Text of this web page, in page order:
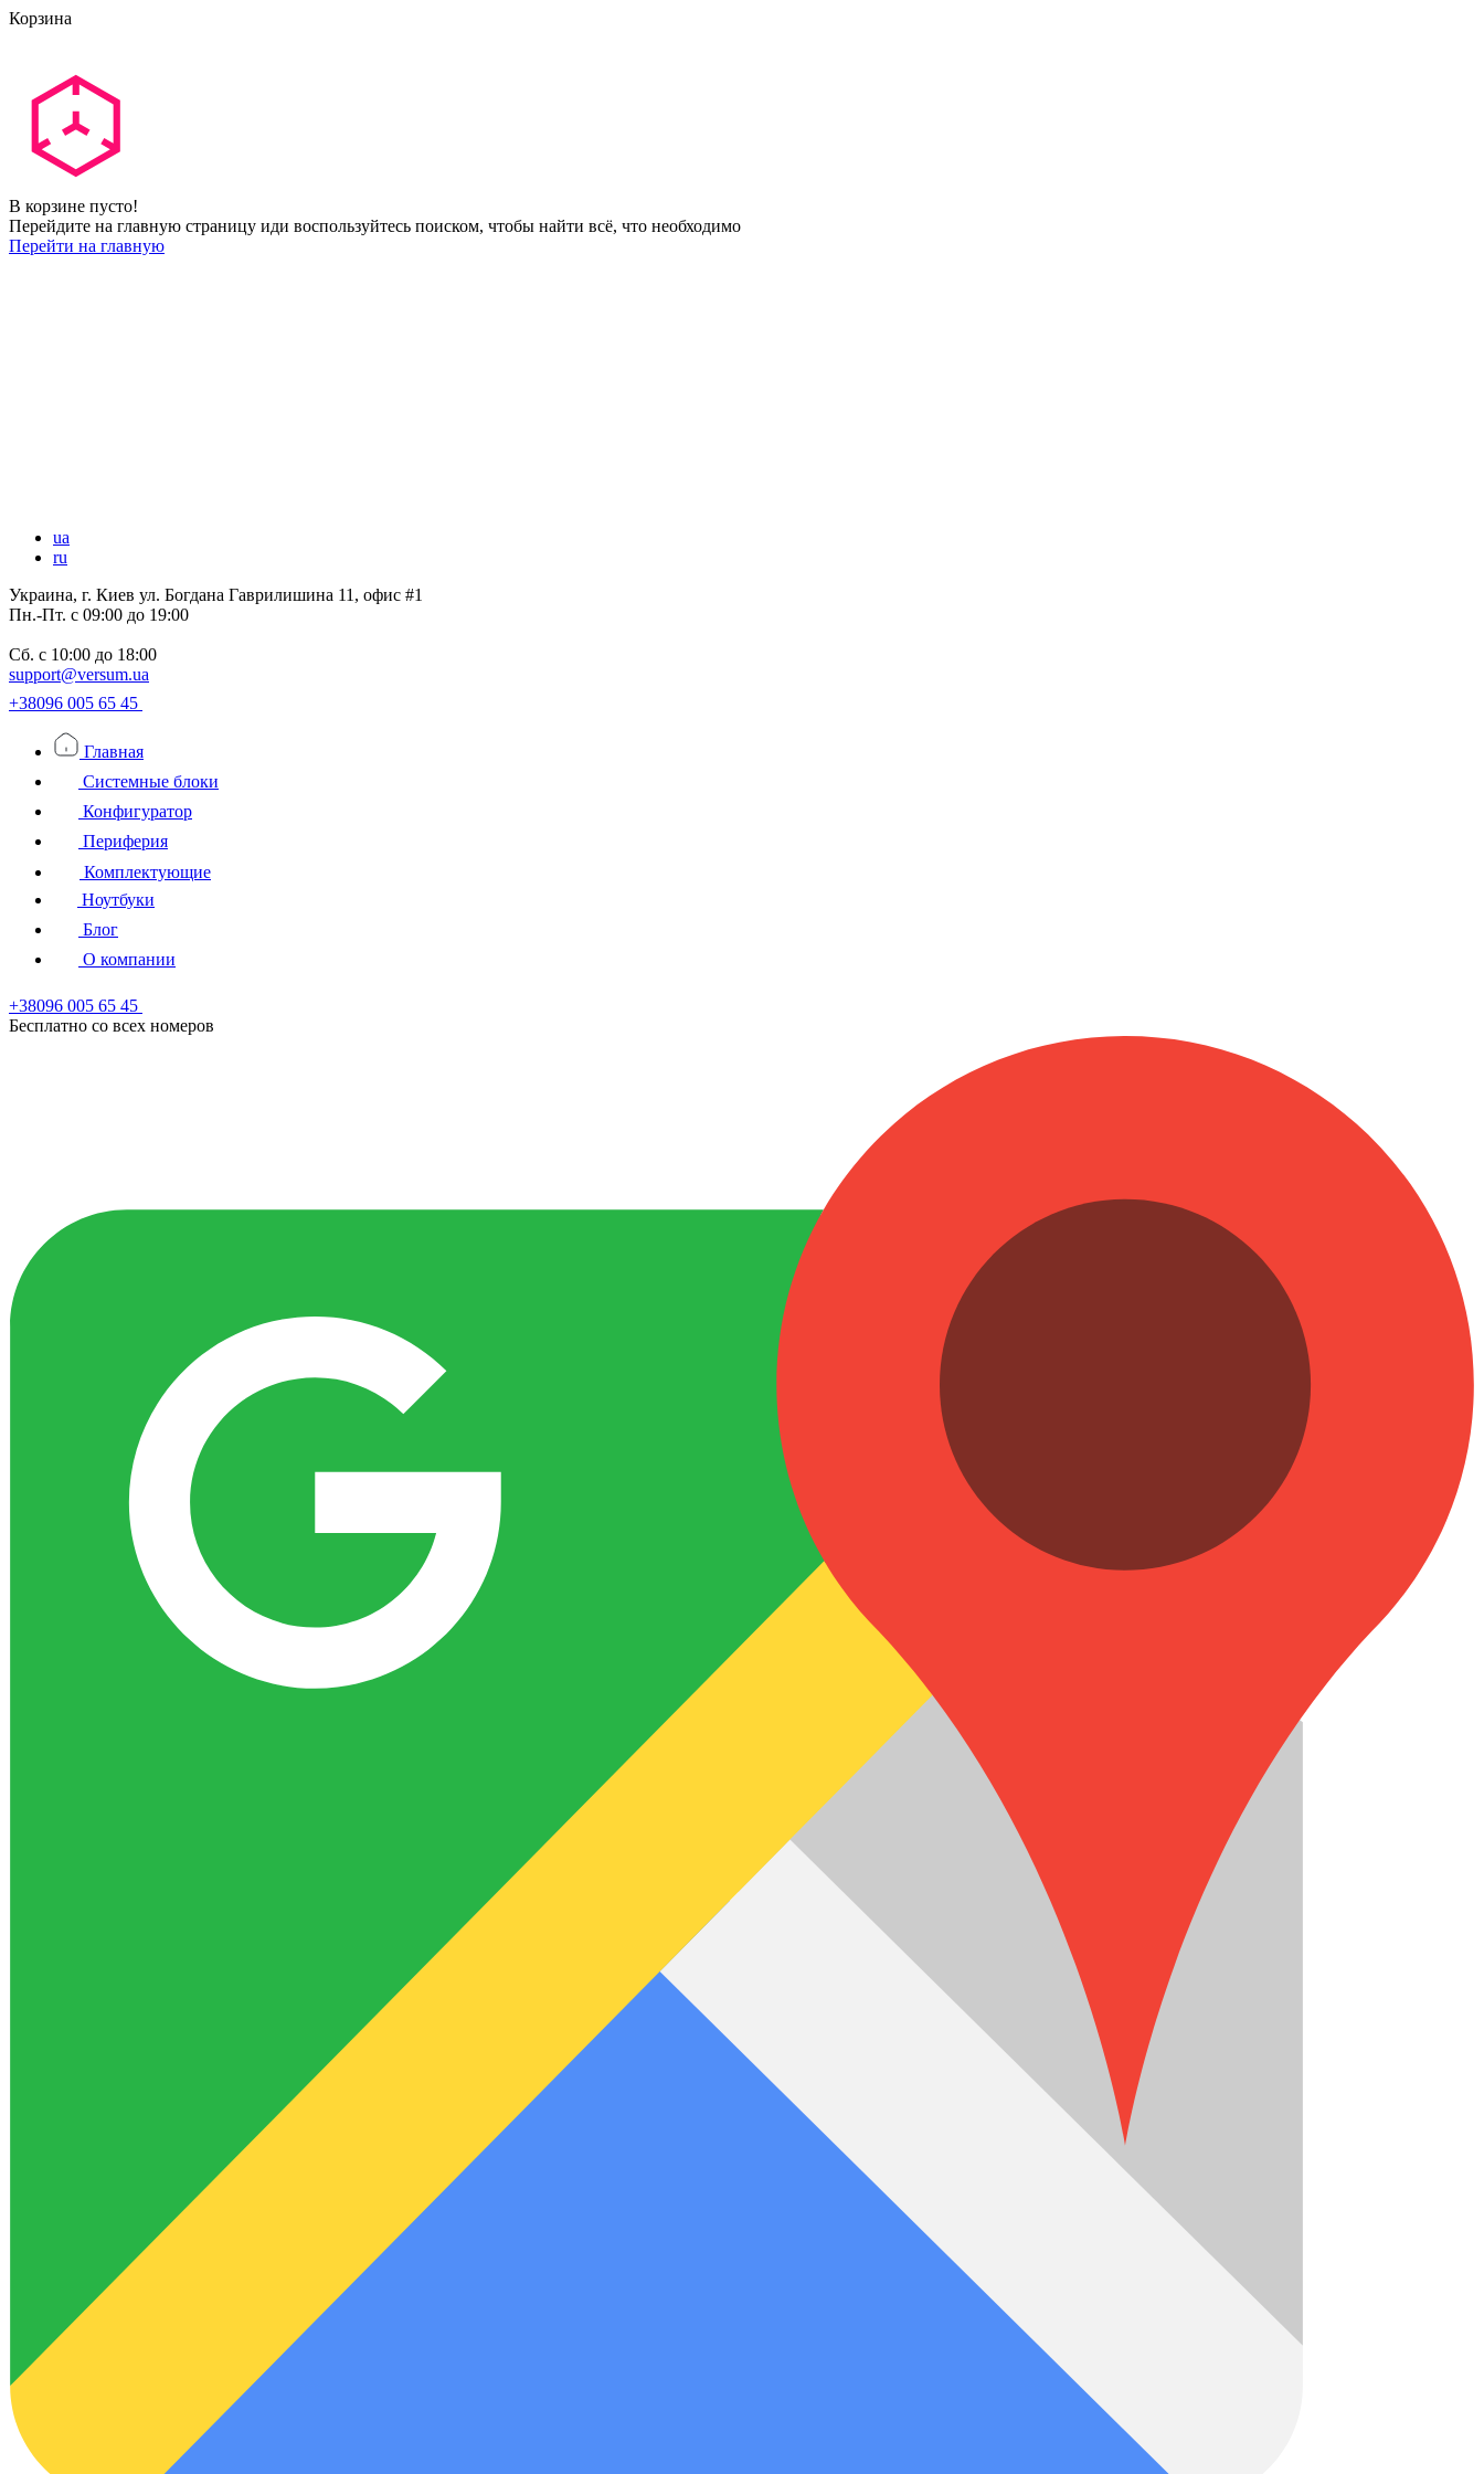
Корзина
В корзине пусто!
Перейдите на главную страницу иди воспользуйтесь поиском, чтобы найти всё, что необходимо
Перейти на главную
ua
ru
Украина, г. Киев ул. Богдана Гаврилишина 11, офис #1
Пн.-Пт. с 09:00 до 19:00
Сб. с 10:00 до 18:00
support@versum.ua
+38096 005 65 45
Главная
Системные блоки
Конфигуратор
Периферия
Комплектующие
Ноутбуки
Блог
О компании
+38096 005 65 45
Бесплатно со всех номеров